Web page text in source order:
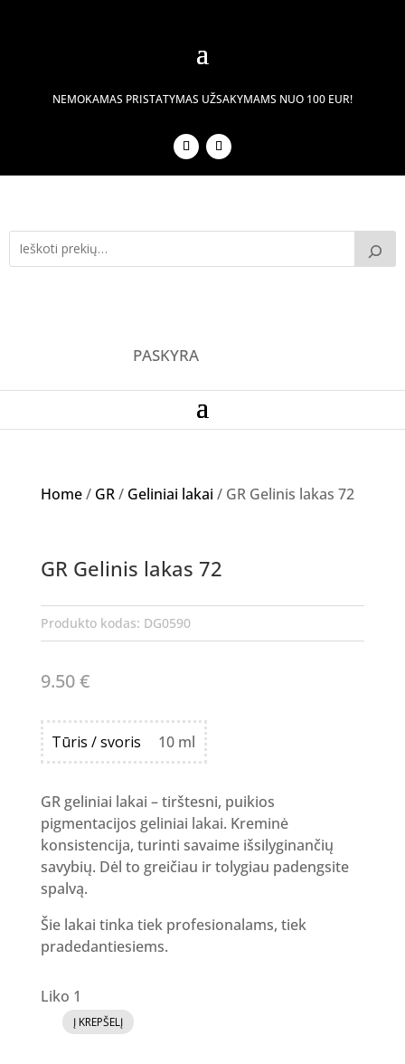
NEMOKAMAS PRISTATYMAS UŽSAKYMAMS NUO 100 EUR!
PASKYRA
Home/ GR/ Geliniai lakai / GR Gelinis lakas 72
GR Gelinis lakas 72
Produkto kodas: DG0590
9.50€
Tūris / svoris 10 ml
GR geliniai lakai – tirštesni, puikios
pigmentacijos geliniai lakai. Kreminė
konsistencija, turinti savaime išsilyginančių
savybių. Dėl to greičiau ir tolygiau padengsite
spalvą.
Šie lakai tinka tiek profesionalams, tiek
pradedantiesiems.
Liko 1
produkto
Į KREPŠELĮ